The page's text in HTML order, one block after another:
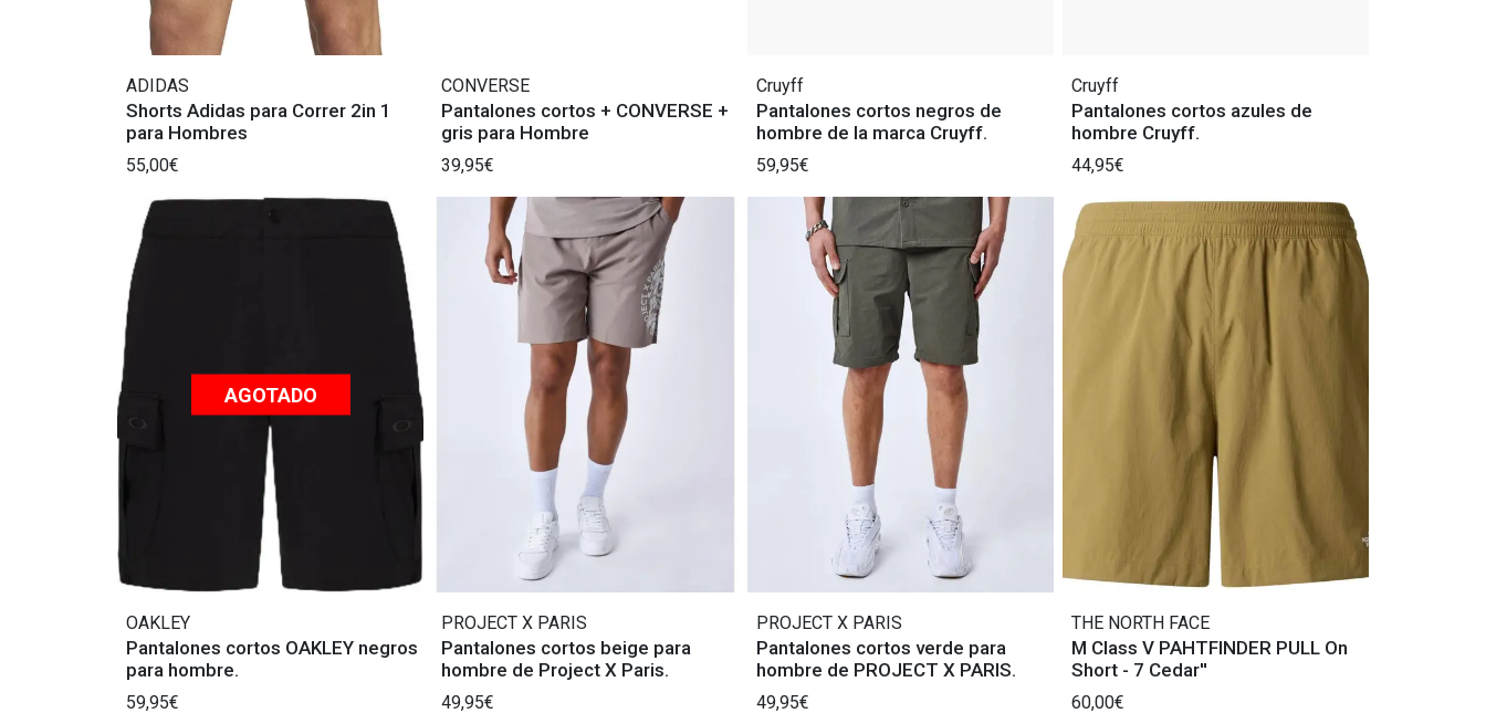
ADIDAS
Shorts Adidas para Correr 2in 1
para Hombres
55,00€
CONVERSE
Pantalones cortos + CONVERSE +
gris para Hombre
39,95€
Cruyff
Pantalones cortos negros de
hombre de la marca Cruyff.
59,95€
Cruyff
Pantalones cortos azules de
hombre Cruyff.
44,95€
AGOTADO
OAKLEY
Pantalones cortos OAKLEY negros
para hombre.
59,95€
PROJECT X PARIS
Pantalones cortos beige para
hombre de Project X Paris.
49,95€
PROJECT X PARIS
Pantalones cortos verde para
hombre de PROJECT X PARIS.
49,95€
THE NORTH FACE
M Class V PAHTFINDER PULL On
Short - 7 Cedar''
60,00€